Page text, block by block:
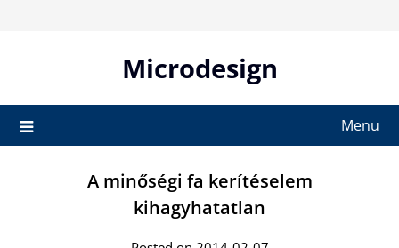
Microdesign
Menu
A minőségi fa kerítéselem
kihagyhatatlan